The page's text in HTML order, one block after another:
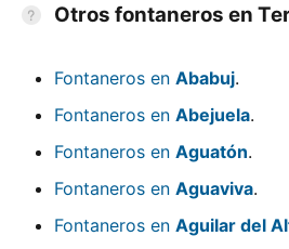
Otros fontaneros en
Fontaneros en Ababuj.
Fontaneros en Abejuela.
Fontaneros en Aguatón.
Fontaneros en Aguaviva.
Fontaneros en Aguilar del